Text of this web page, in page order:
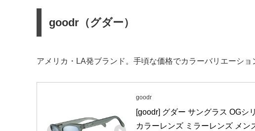
goodr（グダー）
アメリカ・LA発ブランド。手頃な価格でカラーバリエーショ
goodr
[goodr] グダー サングラス OGシ
カラーレンズ ミラーレンズ メン